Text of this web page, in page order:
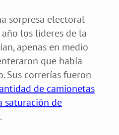
sorpresa electoral
año los líderes de la
apenas en medio
que había
Sus correrías fueron
de camionetas
saturación de
.